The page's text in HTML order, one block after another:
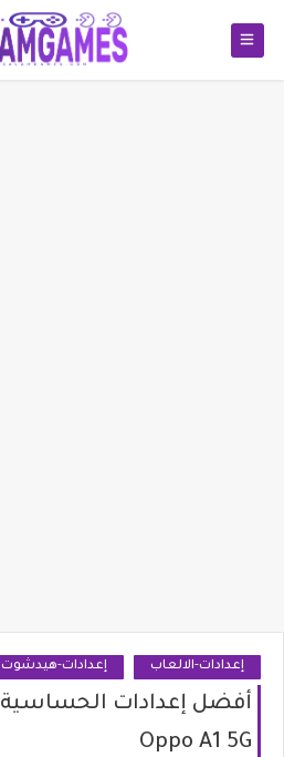
إعدادات-الالعاب إعدادات-هيدشوت
أفضل إعدادات الحساسية
Oppo A1 5G